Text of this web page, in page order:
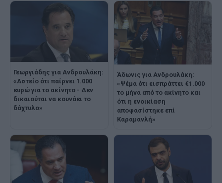
Γεωργιάδης για Ανδρουλάκη:
«Αστείο ότι παίρνει 1.000
ευρώ για το ακίνητο - Δεν
δικαιούται να κουνάει το
δάχτυλο»
Άδωνις για Ανδρουλάκη:
«Ψέμα ότι εισπράττει €1.000
το μήνα από το ακίνητο και
ότι η ενοικίαση
αποφασίστηκε επί
Καραμανλή»